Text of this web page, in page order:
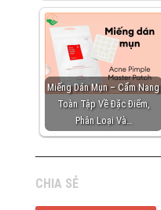
Miếng Dán Mụn – Cẩm Nang
Toàn Tập Về Đặc Điểm,
Phân Loại Và…
CHIA SẺ